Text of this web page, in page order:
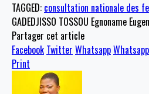
TAGGED: consultation nationale des
GADEDJISSO TOSSOU Egnoname
Partager cet article
Facebook Twitter WhatsappWhatsapp
Print